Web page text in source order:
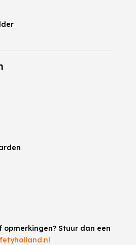
opmerkingen? Stuur dan een